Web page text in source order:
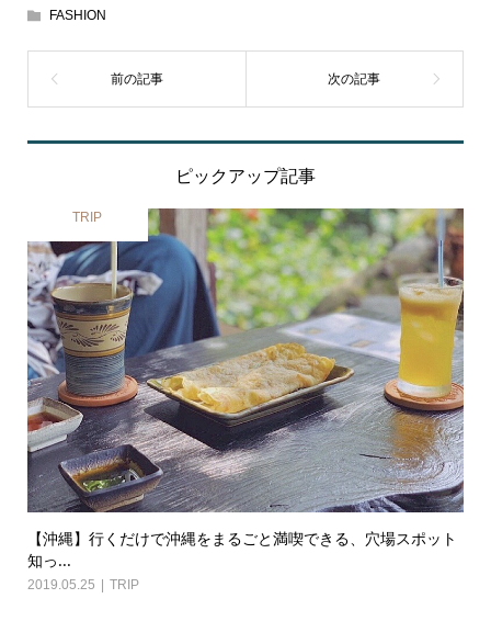
FASHION
ピックアップ記事
TRIP
【沖縄】行くだけで沖縄をまるごと満喫できる、穴場スポット
知っ...
2019.05.25 TRIP